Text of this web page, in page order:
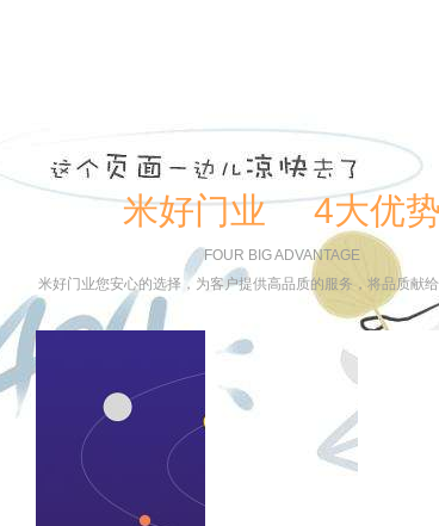
米好门业 4大优势
FOUR BIG ADVANTAGE
米好门业您安心的选择，为客户提供高品质的服务，将品质献